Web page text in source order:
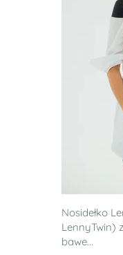
Nosidełko
LennyTwin)
bawe...